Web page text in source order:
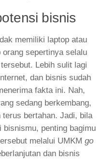
bisnis
memiliki laptop atau
sepertinya selalu
Lebih sulit lagi
dan bisnis sudah
fakta ini. Nah,
sedang berkembang,
bertahan. Jadi, bila
bisnismu, penting bagimu
melalui UMKM go
dan bisnis